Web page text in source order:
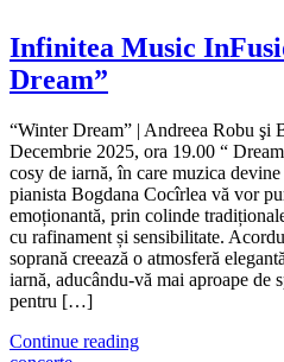
Infinitea Music
Dream”
“Winter Dream” | Andreea Robu şi
Decembrie 2025, ora 19.00 “
cosy de iarnă, în care muzica
pianista Bogdana Cocîrlea vă vor
emoționantă, prin colinde
cu rafinament și sensibilitate.
soprană creează o atmosferă
iarnă, aducându-vă mai aproape
pentru […]
Continue reading